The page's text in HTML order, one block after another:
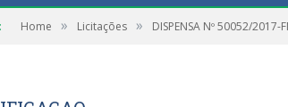
Home » Licitações » DISPENSA Nº 50052/2017-